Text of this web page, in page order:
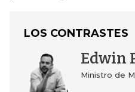
LOS CONTRASTES
Edwin
Ministro de